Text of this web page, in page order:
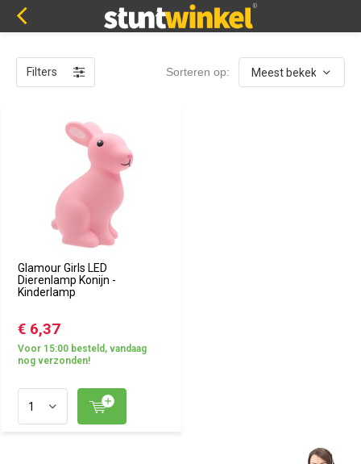
Filters Sorteren op:
Glamour Girls LED
Dierenlamp Konijn -
Kinderlamp
€ 6,37
Voor 15:00 besteld, vandaag
nog verzonden!